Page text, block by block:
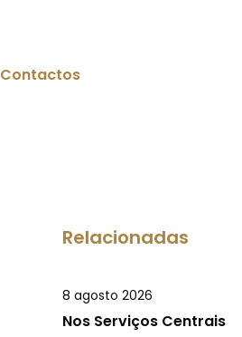
Contactos
Relacionadas
8 agosto 2026
Nos Serviços Centrais